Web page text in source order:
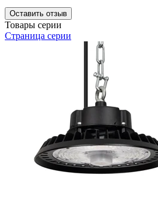
Оставить отзыв
Товары серии
Страница серии